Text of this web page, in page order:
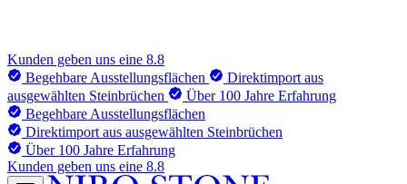
Kunden geben uns eine 8.8
Begehbare Ausstellungsflächen
Direktimport aus
ausgewählten Steinbrüchen
Über 100 Jahre Erfahrung
Begehbare Ausstellungsflächen
Direktimport aus ausgewählten Steinbrüchen
Über 100 Jahre Erfahrung
Kunden geben uns eine 8.8